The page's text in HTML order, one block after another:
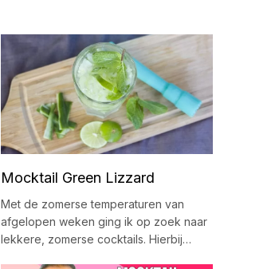
Mocktail Green Lizzard
Met de zomerse temperaturen van
afgelopen weken ging ik op zoek naar
lekkere, zomerse cocktails. Hierbij…